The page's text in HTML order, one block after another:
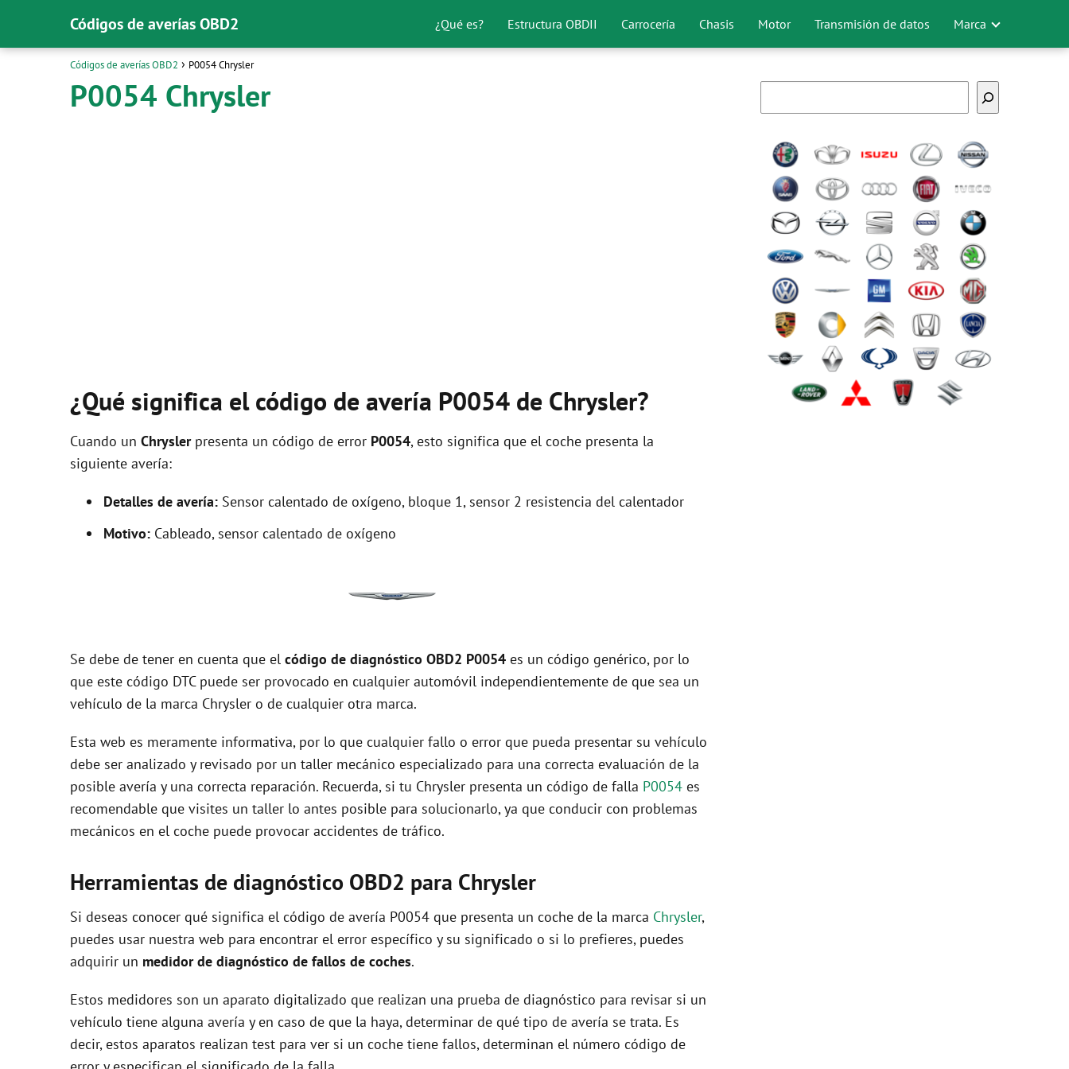
Códigos de averías OBD2 ¿Qué es? Estructura OBDII Carrocería Chasis Motor Transmisión de datos Marca
Códigos de averías OBD2 P0054 Chrysler
P0054 Chrysler
¿Qué significa el código de avería P0054 de Chrysler?
Cuando un Chryslerpresenta un código de error P0054, esto significa que el coche presenta la
siguiente avería:
Detalles de avería: Sensor calentado de oxígeno, bloque 1, sensor 2 resistencia del calentador
Motivo: Cableado, sensor calentado de oxígeno
Se debe de tener en cuenta que el código de diagnóstico OBD2 P0054 es un código genérico, por lo
que este código DTC puede ser provocado en cualquier automóvil independientemente de que sea un
vehículo de la marca Chrysler o de cualquier otra marca.
Esta web es meramente informativa, por lo que cualquier fallo o error que pueda presentar su vehículo
debe ser analizado y revisado por un taller mecánico especializado para una correcta evaluación de la
posible avería y una correcta reparación. Recuerda, si tu Chrysler presenta un código de falla P0054 es
recomendable que visites un taller lo antes posible para solucionarlo, ya que conducir con problemas
mecánicos en el coche puede provocar accidentes de tráfico.
Herramientas de diagnóstico OBD2 para Chrysler
Si deseas conocer qué significa el código de avería P0054 que presenta un coche de la marca Chrysler,
puedes usar nuestra web para encontrar el error específico y su significado o si lo prefieres, puedes
adquirir un medidor de diagnóstico de fallos de coches.
Estos medidores son un aparato digitalizado que realizan una prueba de diagnóstico para revisar si un
vehículo tiene alguna avería y en caso de que la haya, determinar de qué tipo de avería se trata. Es
decir, estos aparatos realizan test para ver si un coche tiene fallos, determinan el número código de